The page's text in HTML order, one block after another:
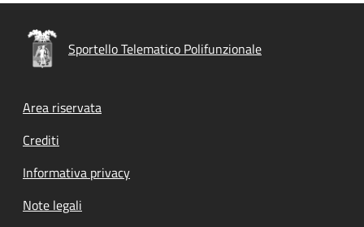
Sportello Telematico Polifunzionale
Footer menu
Area riservata
Crediti
Informativa privacy
Note legali